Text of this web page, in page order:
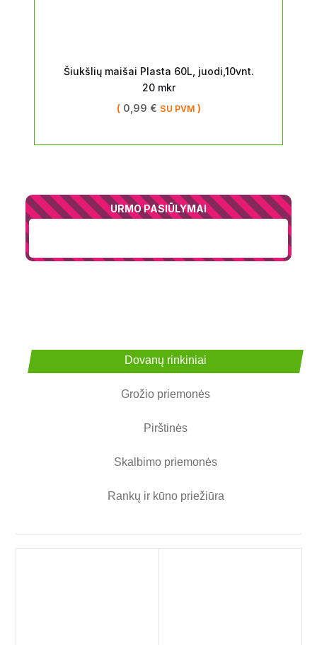
Šiukšlių maišai Plasta 60L, juodi,10vnt.
20 mkr
( 0,99 € SU PVM)
URMO PASIŪLYMAI
Dovanų rinkiniai
Grožio priemonės
Pirštinės
Skalbimo priemonės
Rankų ir kūno priežiūra